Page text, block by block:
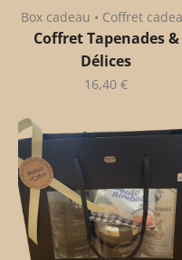
Box cadeau • Coffret
Coffret Tapenades &
Délices
16,40 €